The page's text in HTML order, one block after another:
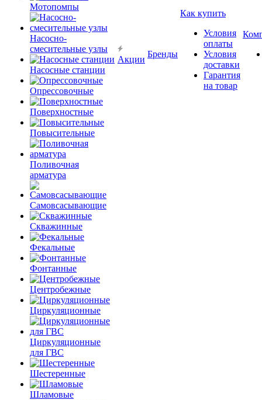
Мотопомпы
Насосно-
смесительные узлы
Насосные станции
Опрессовочные
Поверхностные
Повысительные
Поливочная
арматура
Самовсасывающие
Скважинные
Фекальные
Фонтанные
Центробежные
Циркуляционные
Циркуляционные
для ГВС
Шестеренные
Шламовые
Акции
Бренды
Как купить
Условия
оплаты
Условия
доставки
Гарантия
на товар